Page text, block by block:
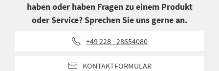
haben oder haben Fragen zu einem Produkt
oder Service? Sprechen Sie uns gerne an.
+49 228 - 28654080
KONTAKTFORMULAR